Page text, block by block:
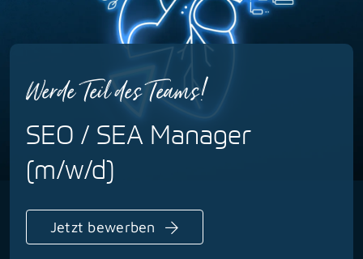
Strategieberatung
Referenzen
Agentur
Kontakt
Werde Teil des Teams!
SEO / SEA Manager
(m/w/d)
Jetzt bewerben